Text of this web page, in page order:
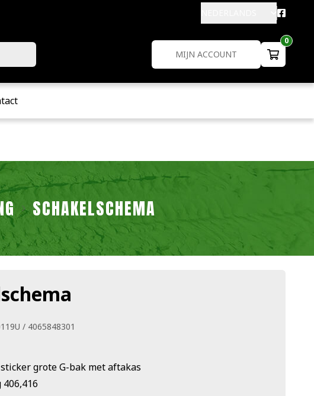
MIJN ACCOUNT
0
SCHAKELSCHEMA
/ 4065848301
grote G-bak met aftakas